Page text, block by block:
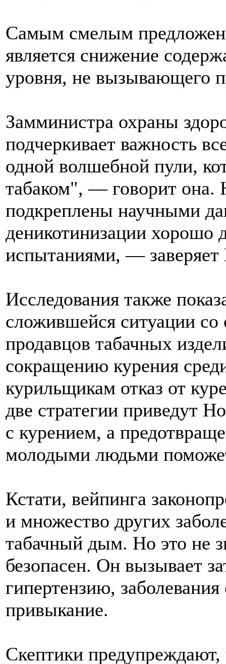
Самым смелым
является снижение
уровня, не вызывающего
Замминистра охраны
подчеркивает важность
одной волшебной пули,
табаком", — говорит она.
подкреплены научными
деникотинизации хорошо
испытаниями, — заверяет
Исследования также
сложившейся ситуации
продавцов табачных
сокращению курения
курильщикам отказ от
две стратегии приведут
с курением, а
молодыми людьми
Кстати, вейпинга
и множество других
табачный дым. Но это не
безопасен. Он вызывает
гипертензию,
привыкание.
Скептики